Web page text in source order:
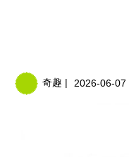
奇趣 | 2026-06-07